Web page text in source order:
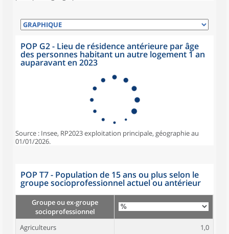
POP G2 - Lieu de résidence antérieure par âge
des personnes habitant un autre logement 1 an
auparavant en 2023
Source : Insee, RP2023 exploitation principale, géographie au
01/01/2026.
POP T7 - Population de 15 ans ou plus selon le
groupe socioprofessionnel actuel ou antérieur
Groupe ou ex-groupe
socioprofessionnel
Agriculteurs
1,0